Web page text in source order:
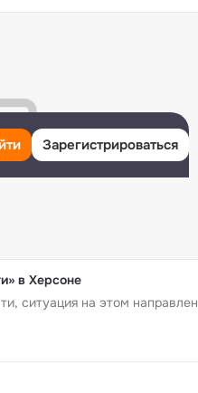
в Херсоне
ситуация на этом
Зарегистрироваться